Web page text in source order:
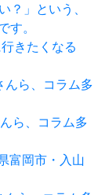
？」という、
す。
きたくなる
ら、コラム多
ら、コラム多
富岡市・入山